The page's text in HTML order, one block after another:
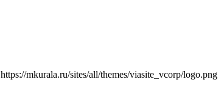
https://mkurala.ru/sites/all/themes/viasite_vcorp/logo.png